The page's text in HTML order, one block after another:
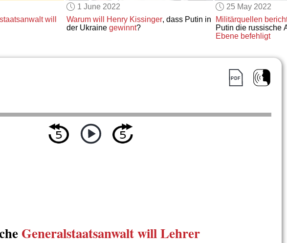
will
1 June 2022
Warum will Henry Kissinger, dass Putin in
der Ukraine gewinnt?
25 May 2022
Militärquellen
Putin die russische
Ebene befehligt
GeneralstaatsanwaltwillLehrer